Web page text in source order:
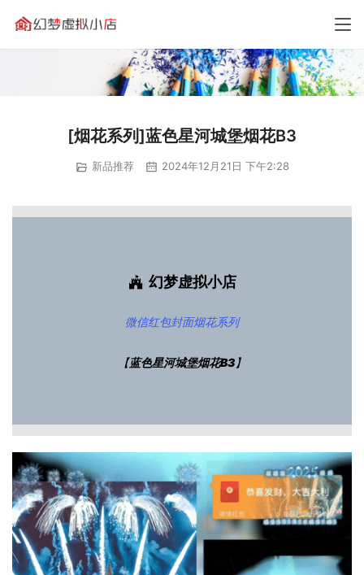
[烟花系列]蓝色星河城堡烟花B3
新品推荐 2024年12月21日 下午2:28
幻梦虚拟小店
微信红包封面烟花系列
【蓝色星河城堡烟花B3】